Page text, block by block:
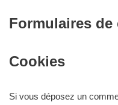
Formulaires de
Cookies
Si vous déposez un